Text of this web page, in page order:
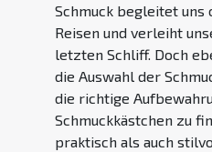
Schmuck begleitet uns
Reisen und verleiht
letzten Schliff. Doch
die Auswahl der
die richtige
Schmuckkästchen zu
praktisch als auch